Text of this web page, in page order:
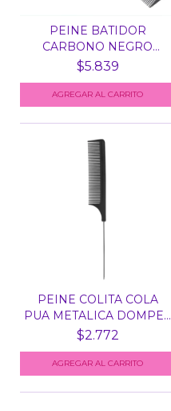
PEINE BATIDOR
CARBONO NEGRO
EUROSTIL 522...
$5.839
PEINE COLITA COLA
PUA METALICA DOMPEL
45...
$2.772